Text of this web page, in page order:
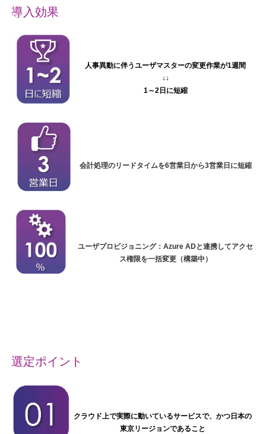
導入効果
人事異動に伴うユーザマスターの変更作業が1週間
↓↓
1～2日に短縮
会計処理のリードタイムを6営業日から3営業日に短縮
ユーザプロビジョニング：Azure ADと連携してアクセ
ス権限を一括変更（構築中）
選定ポイント
クラウド上で実際に動いているサービスで、かつ日本の
東京リージョンであること